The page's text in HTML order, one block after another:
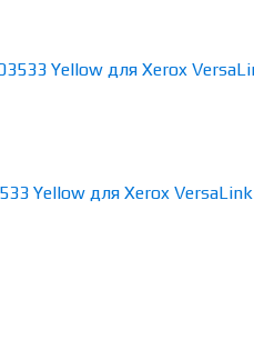
Yellow для Xerox VersaLink